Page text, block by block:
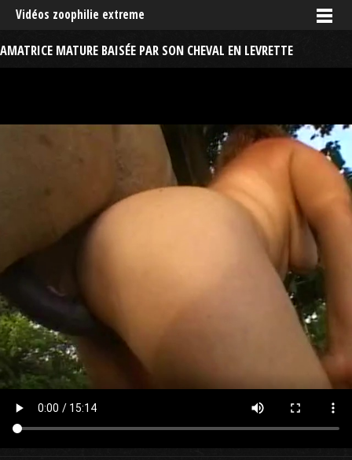
Vidéos zoophilie extreme
AMATRICE MATURE BAISÉE PAR SON CHEVAL EN LEVRETTE